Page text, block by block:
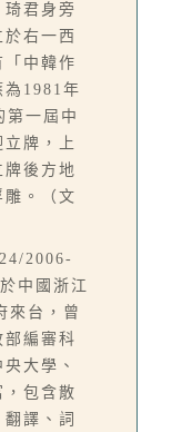
君身旁
右一西
中韓作
為1981年
第一屆中
牌，上
後方地
雕。（文
2006-
中國浙江
來台，曾
編審科
大學、
，包含散
譯、詞